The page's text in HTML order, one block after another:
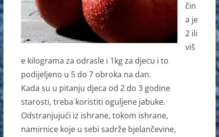
čin
a je
2 ili
viš
e kilograma za odrasle i 1kg za djecu i to
podijeljeno u 5 do 7 obroka na dan.
Kada su u pitanju djeca od 2 do 3 godine
starosti, treba koristiti oguljene jabuke.
Odstranjujući iz ishrane, tokom ishrane,
namirnice koje u sebi sadrže bjelančevine,